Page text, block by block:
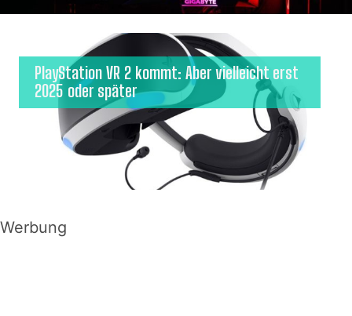
PlayStation VR 2 kommt: Aber vielleicht erst
2025 oder später
Werbung